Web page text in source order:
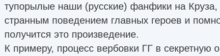
тупорылые наши (русские) фанфики на Круза,
странным поведением главных героев и
получится это произведение.
К примеру, процесс вербовки ГГ в секретную